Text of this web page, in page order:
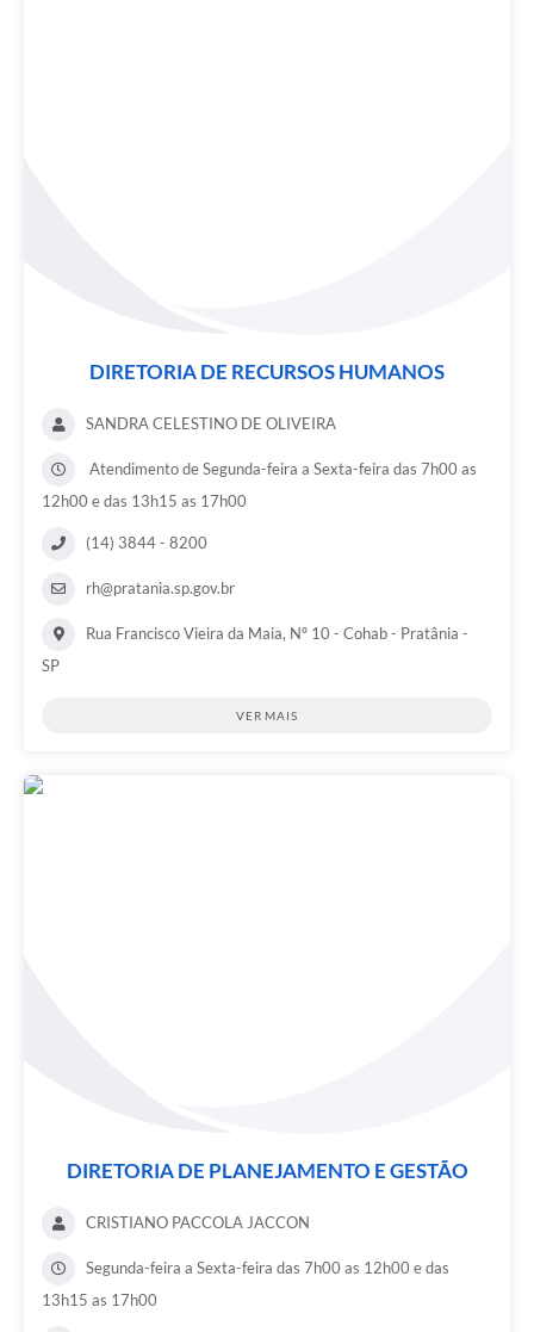
DIRETORIA DE RECURSOS HUMANOS
SANDRA CELESTINO DE OLIVEIRA
Atendimento de Segunda-feira a Sexta-feira das 7h00 as
12h00 e das 13h15 as 17h00
(14) 3844 - 8200
rh@pratania.sp.gov.br
Rua Francisco Vieira da Maia, Nº 10 - Cohab - Pratânia -
SP
VER MAIS
DIRETORIA DE PLANEJAMENTO E GESTÃO
CRISTIANO PACCOLA JACCON
Segunda-feira a Sexta-feira das 7h00 as 12h00 e das
13h15 as 17h00